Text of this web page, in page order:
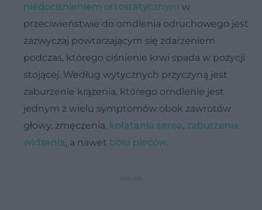
niedociśnieniem ortostatycznym w
przeciwieństwie do omdlenia odruchowego jest
zazwyczaj powtarzającym się zdarzeniem
podczas, którego ciśnienie krwi spada w pozycji
stojącej. Według wytycznych przyczyną jest
zaburzenie krążenia, którego omdlenie jest
jednym z wielu symptomów obok zawrotów
głowy, zmęczenia, kołatania serca, zaburzenia
widzenia, a nawet bólu pleców.